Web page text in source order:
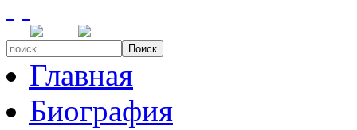
Поиск
Главная
Биография